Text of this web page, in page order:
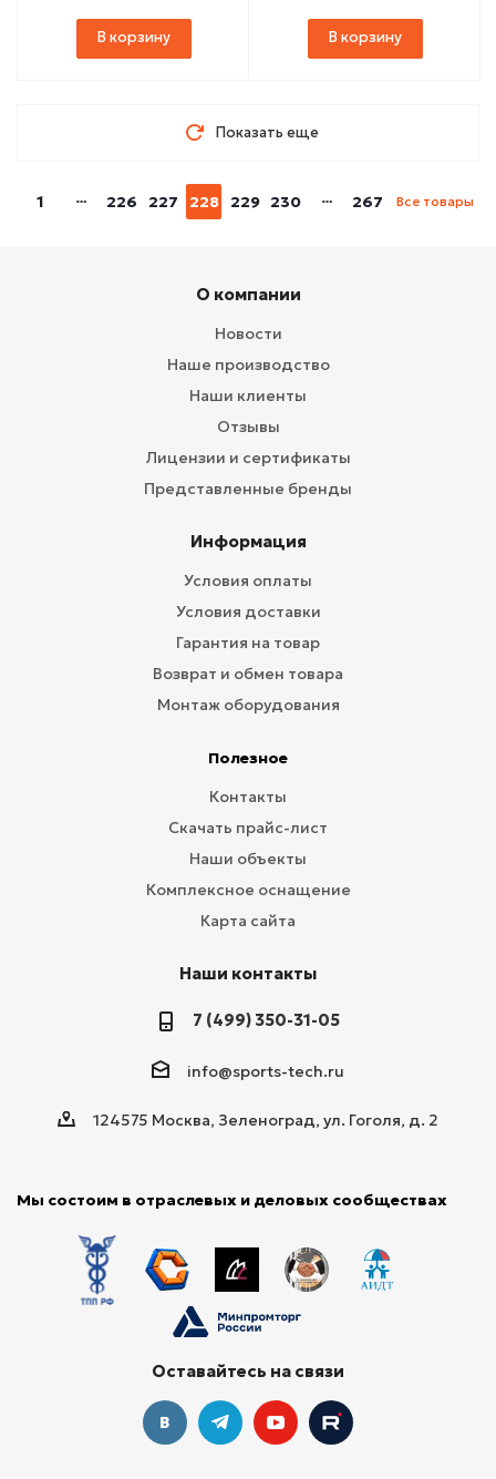
В корзину В корзину
Показать еще
1 226 227 228 229 230 267 Все товары
О компании
Новости
Наше производство
Наши клиенты
Отзывы
Лицензии и сертификаты
Представленные бренды
Информация
Условия оплаты
Условия доставки
Гарантия на товар
Возврат и обмен товара
Монтаж оборудования
Полезное
Контакты
Скачать прайс-лист
Наши объекты
Комплексное оснащение
Карта сайта
Наши контакты
7 (499) 350-31-05
info@sports-tech.ru
124575 Москва, Зеленоград, ул. Гоголя, д. 2
Мы состоим в отраслевых и деловых сообществах
Оставайтесь на связи